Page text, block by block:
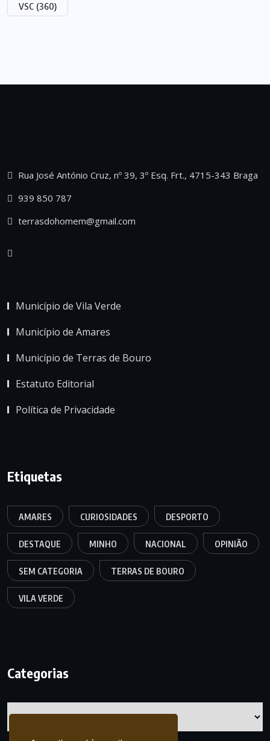
VSC (360)
Rua José António Cruz, nº 39, 3º Esq. Frt., 4715-343 Braga
939 850 787
terrasdohomem@gmail.com
Município de Vila Verde
Município de Amares
Município de Terras de Bouro
Estatuto Editorial
Política de Privacidade
Etiquetas
AMARES CURIOSIDADES DESPORTO
DESTAQUE MINHO NACIONAL OPINIÃO
SEM CATEGORIA TERRAS DE BOURO
VILA VERDE
Categorias